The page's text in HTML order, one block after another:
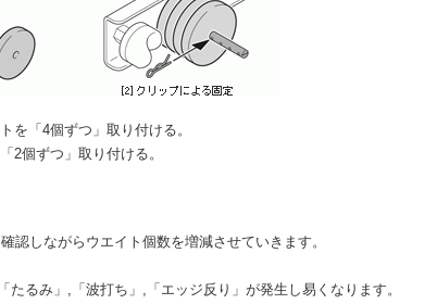
を「4個ずつ」取り付ける。
2個ずつ」取り付ける。
認しながらウエイト個数を増減させていきます。
るみ」,「波打ち」,「エッジ反り」が発生し易くなります。